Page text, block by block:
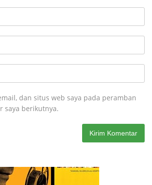
dan situs web saya pada peramban
saya berikutnya.